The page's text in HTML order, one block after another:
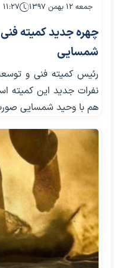
جمعه ۱۲ بهمن ۱۳۹۷ ۱۱:۲۷
چهره جدید کمیته
شمسایی
رئیس کمیته فنی و
نفرات جدید این کمیته
هم با وحید شمسایی